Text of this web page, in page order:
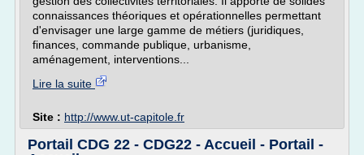
connaissances théoriques et opérationnelles permettant
d'envisager une large gamme de métiers (juridiques,
finances, commande publique, urbanisme,
aménagement, interventions...
Lire la suite
Site : http://www.ut-capitole.fr
Portail CDG 22 - CDG22 - Accueil - Portail -